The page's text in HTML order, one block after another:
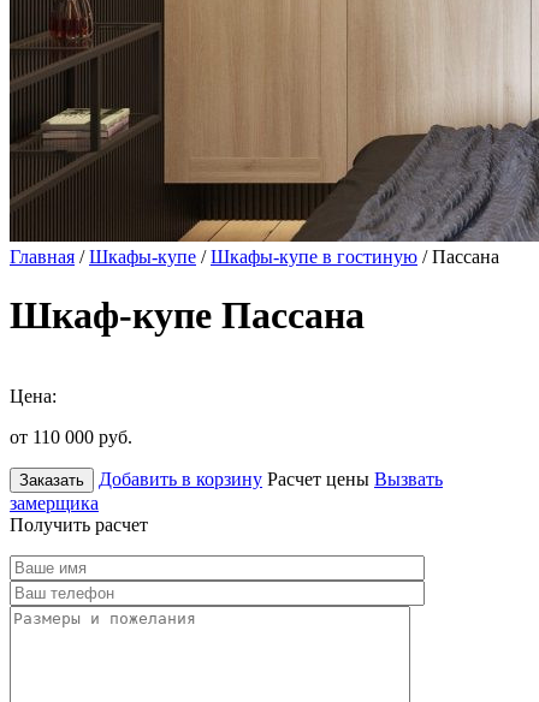
Главная /Шкафы-купе /Шкафы-купе в гостиную / Пассана
Шкаф-купе Пассана
Цена:
от 110 000 руб.
Заказать Добавить в корзину Расчет цены Вызвать
замерщика
Получить расчет